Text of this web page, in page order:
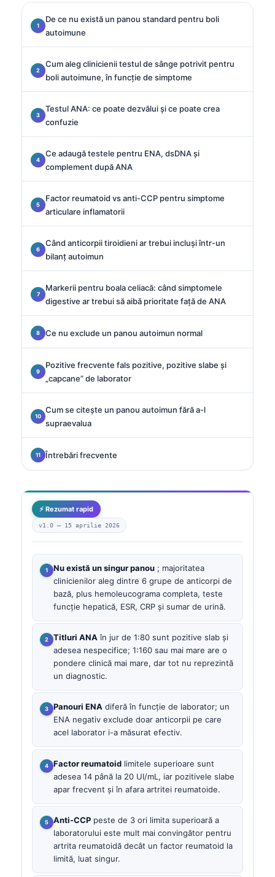
De ce nu există un panou standard pentru boli
autoimune
Cum aleg clinicienii testul de sânge potrivit pentru
boli autoimune, în funcție de simptome
Testul ANA: ce poate dezvălui și ce poate crea
confuzie
Ce adaugă testele pentru ENA, dsDNA și
complement după ANA
Factor reumatoid vs anti-CCP pentru simptome
articulare inflamatorii
Când anticorpii tiroidieni ar trebui incluși într-un
bilanț autoimun
Markerii pentru boala celiacă: când simptomele
digestive ar trebui să aibă prioritate față de ANA
Ce nu exclude un panou autoimun normal
Pozitive frecvente fals pozitive, pozitive slabe și
„capcane” de laborator
Cum se citește un panou autoimun fără a-l
supraevalua
Întrebări frecvente
⚡ Rezumat rapid
v1.0 — 15 aprilie 2026
Nu există un singur panou ; majoritatea
clinicienilor aleg dintre 6 grupe de anticorpi de
bază, plus hemoleucograma completa, teste
funcție hepatică, ESR, CRP și sumar de urină.
Titluri ANA în jur de 1:80 sunt pozitive slab și
adesea nespecifice; 1:160 sau mai mare are o
pondere clinică mai mare, dar tot nu reprezintă
un diagnostic.
Panouri ENA diferă în funcție de laborator; un
ENA negativ exclude doar anticorpii pe care
acel laborator i-a măsurat efectiv.
Factor reumatoid limitele superioare sunt
adesea 14 până la 20 UI/mL, iar pozitivele slabe
apar frecvent și în afara artritei reumatoide.
Anti-CCP peste de 3 ori limita superioară a
laboratorului este mult mai convingător pentru
artrita reumatoidă decât un factor reumatoid la
limită, luat singur.